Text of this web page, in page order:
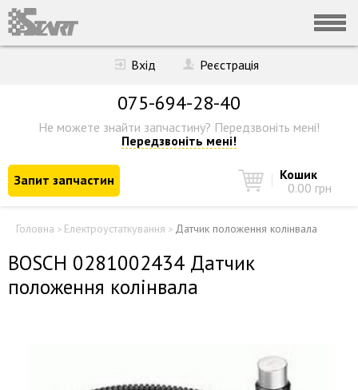
Вхід Реєстрація
075-694-28-40
Не можете знайти запчастину? Передзвоніть мені!
Передзвоніть мені!
Запит запчастин
Кошик
0.00 грн
Головна > Електроустаткування > Датчик положення колінвала
BOSCH 0281002434 Датчик
положення колінвала